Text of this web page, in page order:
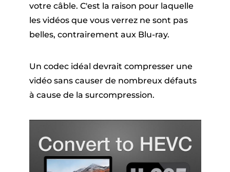
votre câble. C'est la raison pour laquelle
les vidéos que vous verrez ne sont pas
belles, contrairement aux Blu-ray.
Un codec idéal devrait compresser une
vidéo sans causer de nombreux défauts
à cause de la surcompression.